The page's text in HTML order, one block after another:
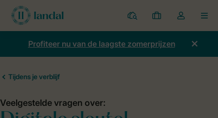
Parken
Mijn
boekingen
Open
de
dropdown
Profiteer nu van de laagste zomerprijzen